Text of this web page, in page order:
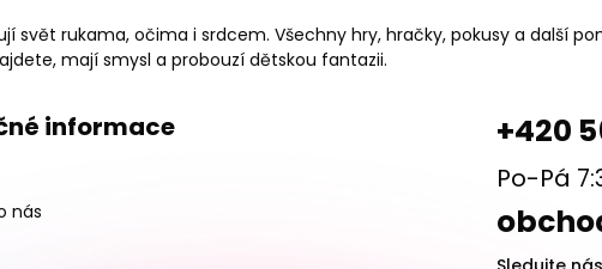
svět rukama, očima i srdcem. Všechny hry, hračky, pokusy a další
mají smysl a probouzí dětskou fantazii.
informace
nás
+420
Po-Pá